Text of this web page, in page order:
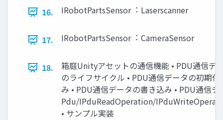
16. IRobotPartsSensor︓ Laserscanner
17. IRobotPartsSensor︓ CameraSensor
18.
箱庭Unityアセットの通信機能 • PDU通信デ
のライフサイクル • PDU通信データの初期
み • PDU通信データの書き込み • PDU通信デ
Pdu/IPduReadOperation/
• サンプル実装